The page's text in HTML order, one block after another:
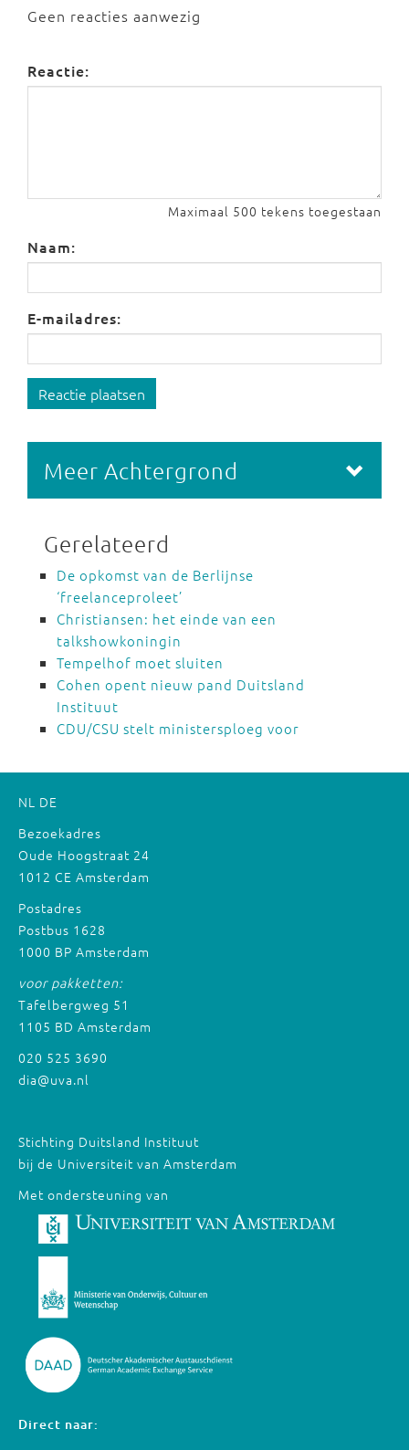
Geen reacties aanwezig
Reactie:
Maximaal 500 tekens toegestaan
Naam:
E-mailadres:
Reactie plaatsen
Meer Achtergrond
Gerelateerd
De opkomst van de Berlijnse
‘freelanceproleet’
Christiansen: het einde van een
talkshowkoningin
Tempelhof moet sluiten
Cohen opent nieuw pand Duitsland
Instituut
CDU/CSU stelt ministersploeg voor
NL DE
Bezoekadres
Oude Hoogstraat 24
1012 CE Amsterdam
Postadres
Postbus 1628
1000 BP Amsterdam
voor pakketten:
Tafelbergweg 51
1105 BD Amsterdam
020 525 3690
dia@uva.nl
Stichting Duitsland Instituut
bij de Universiteit van Amsterdam
Met ondersteuning van
Direct naar: